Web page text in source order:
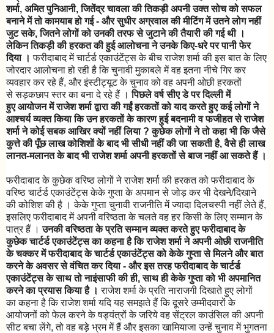
शर्मा, अमित पुनिआनी, जितेंद्र चावला की तिकड़ी अपनी उक्त सोच को सफल
बनाने में तो कामयाब हो गई - और सुधीर अग्रवाल की मीटिंग में उतने लोग नहीं
जुट सके, जितने लोगों को उनकी तरफ से जुटाने की तैयारी की गई थी ।
लेकिन तिकड़ी की हरकत की हुई आलोचना ने उनके किए-धरे पर पानी फेर
दिया । फरीदाबाद में चार्टर्ड एकाउंटेंट्स के बीच राजेश शर्मा की इस बात के लिए
जोरदार आलोचना हो रही है कि चुनावी मुकाबले में वह इतना नीचे गिर कर
व्यवहार कर रहे हैं, और इंस्टीट्यूट के चुनाव को वह अपनी ओछी हरकतों
से सड़कछाप स्तर का बना दे रहे हैं ।पिछले वर्ष सीए डे पर दिल्ली में
हुए आयोजन में राजेश शर्मा द्वारा की गईं हरकतों को याद करते हुए कई लोगों ने
आश्चर्य व्यक्त किया कि उन हरकतों के कारण हुई बदनामी व फजीहत से राजेश
शर्मा ने कोई सबक आखिर क्यों नहीं लिया ? कुछेक लोगों ने तो कहा भी कि जैसे
कुत्ते की पूँछ लाख कोशिशों के बाद भी सीधी नहीं की जा सकती है, वैसे ही लाख
लानत-मलानत के बाद भी राजेश शर्मा अपनी हरकतों से बाज नहीं आ सकते हैं ।
फरीदाबाद के कुछेक वरिष्ठ लोगों ने राजेश शर्मा की हरकत को फरीदाबाद के
वरिष्ठ चार्टर्ड एकाउंटेंट्स केके गुप्ता के अपमान से जोड़ कर भी देखने/दिखाने
की कोशिश की है । केके गुप्ता चुनावी राजनीति में ज्यादा दिलचस्पी नहीं लेते हैं,
इसलिए फरीदाबाद में अपनी वरिष्ठता के चलते वह हर किसी के लिए सम्मान के
पात्र हैं ।उनकी वरिष्ठता के प्रति सम्मान व्यक्त करते हुए फरीदाबाद के
कुछेक चार्टर्ड एकाउंटेंट्स का कहना है कि राजेश शर्मा ने अपनी ओछी राजनीति
के चक्कर में फरीदाबाद के चार्टर्ड एकाउंटेंट्स को केके गुप्ता से मिलने और बात
करने के अवसर से वंचित कर दिया - और इस तरह फरीदाबाद के चार्टर्ड
एकाउंटेंट्स के साथ तो नाइंसाफी की ही, साथ ही केके गुप्ता को भी अपमानित
करने का प्रयास किया है । राजेश शर्मा के प्रति नाराजगी दिखाते हुए लोगों
का कहना है कि राजेश शर्मा यदि यह समझते हैं कि दूसरे उम्मीदवारों के
आयोजनों को फेल करने के षड्यंत्रों के जरिये वह सेंट्रल काउंसिल की अपनी
सीट बचा लेंगे, तो वह बड़े भ्रम में हैं और इसका खामियाजा उन्हें चुनाव में भुगतना